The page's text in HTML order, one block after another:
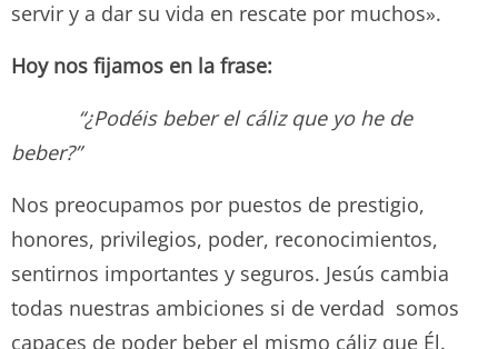
servir y a dar su vida en rescate por muchos».
Hoy nos fijamos en la frase:
“¿Podéis beber el cáliz que yo he de
beber?”
Nos preocupamos por puestos de prestigio,
honores, privilegios, poder, reconocimientos,
sentirnos importantes y seguros. Jesús cambia
todas nuestras ambiciones si de verdad somos
capaces de poder beber el mismo cáliz que Él.